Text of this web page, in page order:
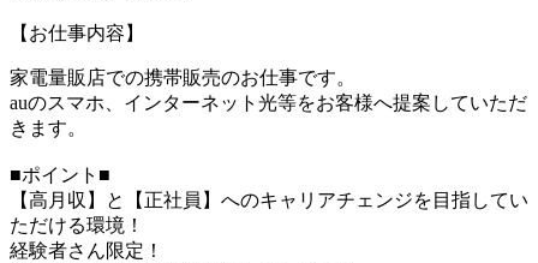
【お仕事内容】
家電量販店での携帯販売のお仕事です。
auのスマホ、インターネット光等をお客様へ提案していただ
きます。
■ポイント■
【高月収】と【正社員】へのキャリアチェンジを目指してい
ただける環境！
経験者さん限定！